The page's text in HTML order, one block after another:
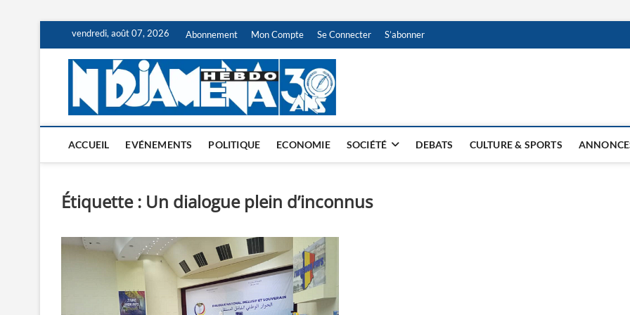
content
vendredi, août 07, 2026 Abonnement Mon Compte Se Connecter S’abonner
NDJAMENA HEBDO
ACCUEIL EVÉNEMENTS POLITIQUE ECONOMIE SOCIÉTÉ DEBATS CULTURE & SPORTS
Étiquette : Un dialogue plein d’inconnus